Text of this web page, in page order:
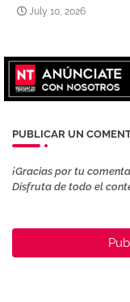
July 10, 2026
PUBLICAR UN
¡Gracias por tu
Disfruta de todo el